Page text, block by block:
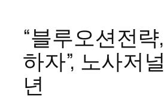
“블루오션전
하자”, 노사저
년